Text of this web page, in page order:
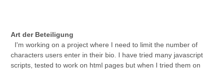
Art der Beteiligung
I'm working on a project where I need to limit the number of
characters users enter in their bio. I have tried many javascript
scripts, tested to work on html pages but when I tried them on